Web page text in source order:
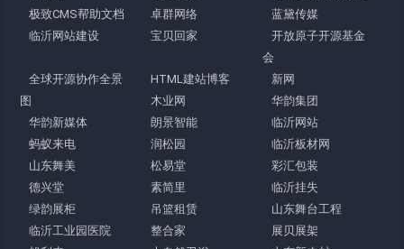
极致CMS帮助文档
卓群网络
蓝黛传媒
临沂网站建设
宝贝回家
开放原子开源基金
会
全球开源协作全景
图
HTML建站博客
新网
木业网
华韵集团
华韵新媒体
朗景智能
临沂网站
蚂蚁来电
润松园
临沂板材网
山东舞美
松易堂
彩汇包装
德兴堂
素简里
临沂挂失
绿韵展柜
吊篮租赁
山东舞台工程
临沂工业园医院
整合家
展贝展架